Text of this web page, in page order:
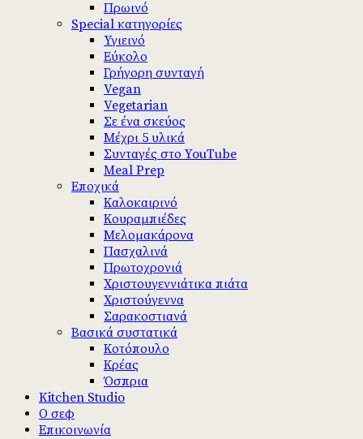
Πρωινό
Special κατηγορίες
Υγιεινό
Εύκολο
Γρήγορη συνταγή
Vegan
Vegetarian
Σε ένα σκεύος
Μέχρι 5 υλικά
Συνταγές στο YouTube
Meal Prep
Εποχικά
Καλοκαιρινό
Κουραμπιέδες
Μελομακάρονα
Πασχαλινά
Πρωτοχρονιά
Χριστουγεννιάτικα πιάτα
Χριστούγεννα
Σαρακοστιανά
Βασικά συστατικά
Κοτόπουλο
Κρέας
Όσπρια
Kitchen Studio
Ο σεφ
Επικοινωνία